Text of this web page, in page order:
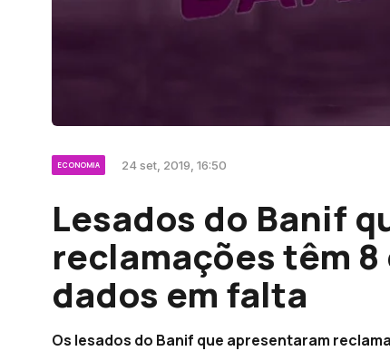
ECONOMIA 24 set, 2019, 16:50
Lesados do Banif
reclamações têm
dados em falta
Os lesados do Banif que apresentaram